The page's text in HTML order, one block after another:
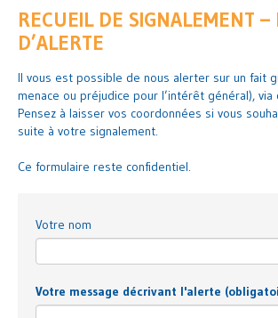
RECUEIL DE SIGNALEMENT –
D’ALERTE
Il vous est possible de nous alerter sur un fait
menace ou préjudice pour l’intérêt général), via
Pensez à laisser vos coordonnées si vous
suite à votre signalement.
Ce formulaire reste confidentiel.
Votre nom
Votre message décrivant l'alerte